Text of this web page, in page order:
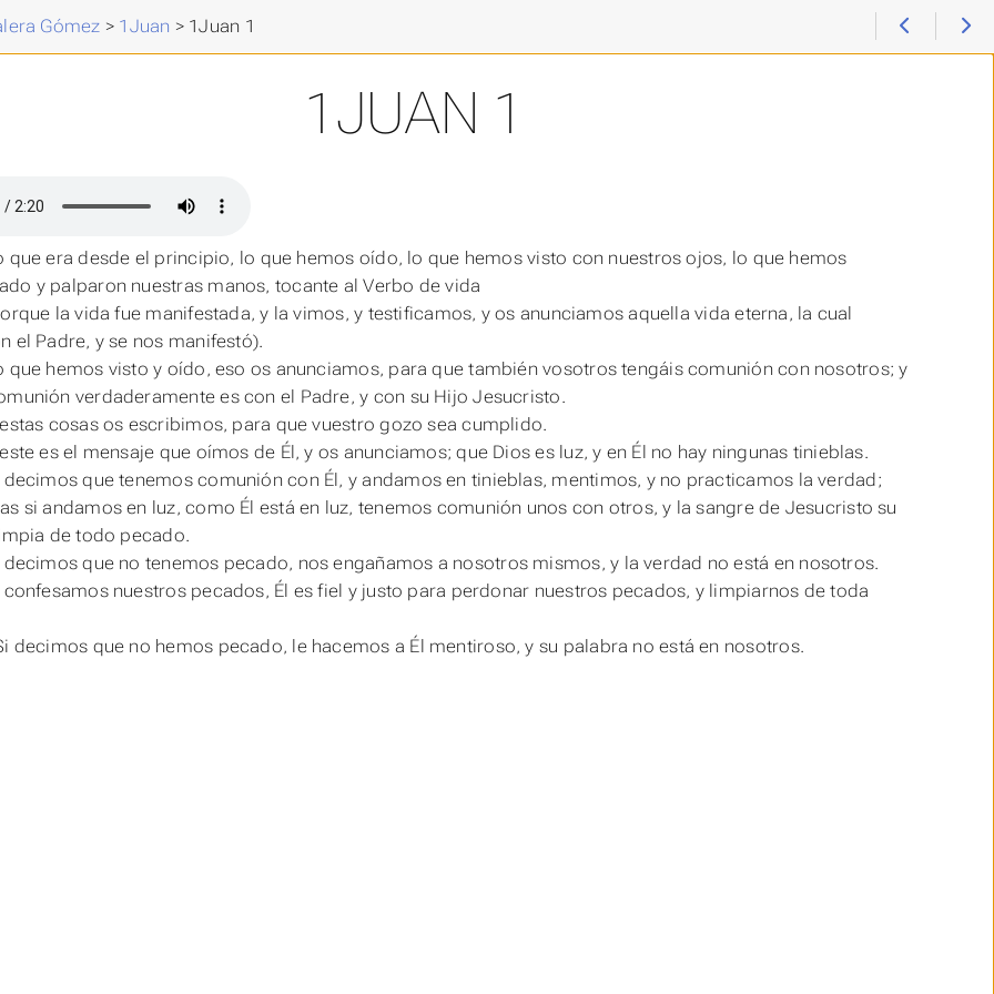
Gómez > 1Juan > 1Juan 1
1JUAN 1
que era desde el principio, lo que hemos oído, lo que hemos visto con nuestros ojos, lo que hemos
y palparon nuestras manos, tocante al Verbo de vida
la vida fue manifestada, y la vimos, y testificamos, y os anunciamos aquella vida eterna, la cual
el Padre, y se nos manifestó).
que hemos visto y oído, eso os anunciamos, para que también vosotros tengáis comunión con nosotros; y
verdaderamenteescon el Padre, y con su Hijo Jesucristo.
cosas os escribimos, para que vuestro gozo sea cumplido.
es el mensaje que oímos de Él, y os anunciamos; que Dios es luz, y en Él no hay ningunas tinieblas.
decimos que tenemos comunión con Él, y andamos en tinieblas, mentimos, y no practicamos la verdad;
si andamos en luz, como Él está en luz, tenemos comunión unos con otros, y la sangre de Jesucristo su
de todo pecado.
decimos que no tenemos pecado, nos engañamos a nosotros mismos, y la verdad no está en nosotros.
confesamos nuestros pecados, Él es fiel y justo para perdonar nuestros pecados, y limpiarnos de toda
decimos que no hemos pecado, le hacemos a Él mentiroso, y su palabra no está en nosotros.